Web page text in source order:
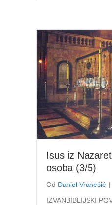
Isus iz
osoba (3/5)
Od Daniel Vranešić |
IZVANBIBLIJSKI